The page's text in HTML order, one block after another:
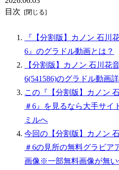
目次
『【分割版】カノン 石川
6』のグラドル動画とは？
【分割版】カノン 石川花
6(541586)のグラドル動画
この『【分割版】カノン
＃6』を見るなら大手サイ
ミルへ
今回の【分割版】カノン
＃6の見所の無料グラビア
画像※一部無料画像が無い